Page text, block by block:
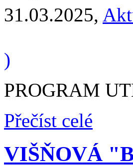
31.03.2025,
)
PROGRAM
Přečíst celé
VIŠŇOVÁ